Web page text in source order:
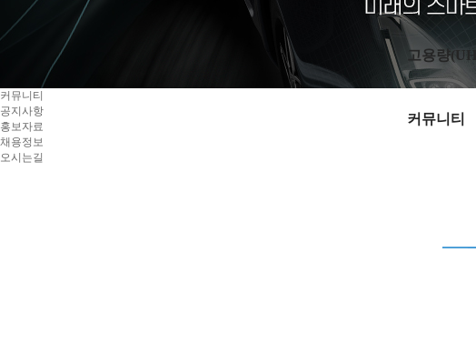
고용량
커뮤니티
커뮤니티
공지사항
홍보자료
채용정보
오시는길